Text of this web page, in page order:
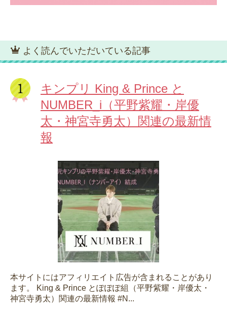
よく読んでいただいている記事
キンプリ King & Prince と
NUMBER_i（平野紫耀・岸優
太・神宮寺勇太）関連の最新情
報
本サイトにはアフィリエイト広告が含まれることがあり
ます。 King & Prince とぽぽぽ組（平野紫耀・岸優太・
神宮寺勇太）関連の最新情報 #N...